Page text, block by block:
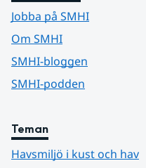
Jobba på SMHI
Om SMHI
SMHI-bloggen
SMHI-podden
Teman
Havsmiljö i kust och hav